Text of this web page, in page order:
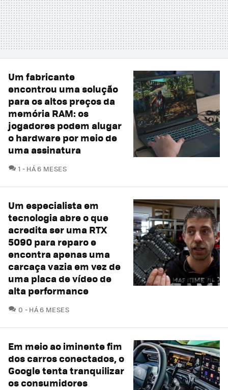
Um fabricante
encontrou uma solução
para os altos preços da
memória RAM: os
jogadores podem alugar
o hardware por meio de
uma assinatura
1 COMENTÁRIOS
HÁ 6 MESES
Um especialista em
tecnologia abre o que
acredita ser uma RTX
5090 para reparo e
encontra apenas uma
carcaça vazia em vez de
uma placa de vídeo de
alta performance
0 COMENTÁRIOS
HÁ 6 MESES
Em meio ao iminente fim
dos carros conectados, o
Google tenta tranquilizar
os consumidores